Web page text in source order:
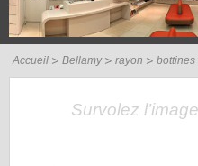
Accueil Bellamy rayon bottines
Survolez